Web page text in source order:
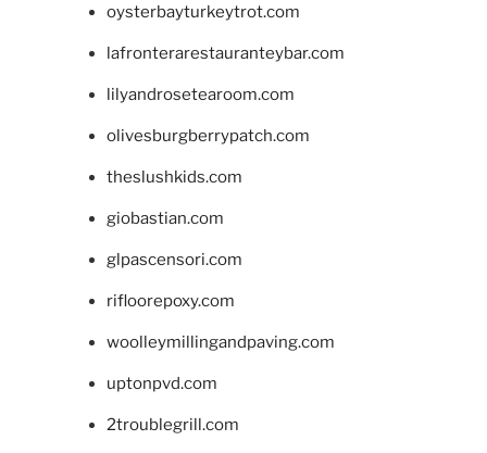
oysterbayturkeytrot.com
lafronterarestauranteybar.com
lilyandrosetearoom.com
olivesburgberrypatch.com
theslushkids.com
giobastian.com
glpascensori.com
rifloorepoxy.com
woolleymillingandpaving.com
uptonpvd.com
2troublegrill.com